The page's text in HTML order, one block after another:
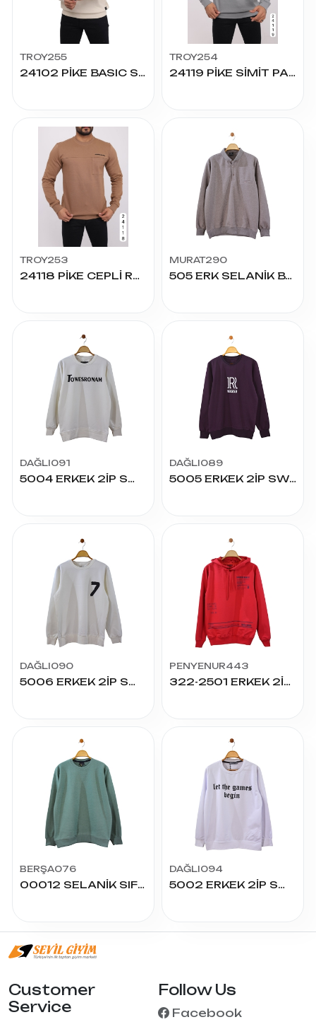
TROY255
24102 PİKE BASIC SİMİT YAKA BATTAL
TROY254
24119 PİKE SİMİT PARÇALI
TROY253
24118 PİKE CEPLİ RABON BASKILI
MURAT290
505 ERK SELANİK BATTAL CEPLİ YAKALI TİŞÖRT
DAĞLI091
5004 ERKEK 2İP SWEAT
DAĞLI089
5005 ERKEK 2İP SWEAT
DAĞLI090
5006 ERKEK 2İP SWEAT
PENYENUR443
322-2501 ERKEK 2İP SWEAT TSHIRT KAPŞONLU
BERŞA076
00012 SELANİK SIFIR YAKA SWEAT
DAĞLI094
5002 ERKEK 2İP SWEAT
Customer
Service
Follow Us
Facebook